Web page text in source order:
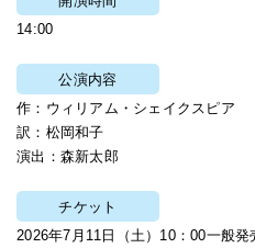
14:00
公演内容
作：ウィリアム・シェイクスピア
訳：松岡和子
演出：森新太郎
チケット
2026年7月11日（土）10：00一般発